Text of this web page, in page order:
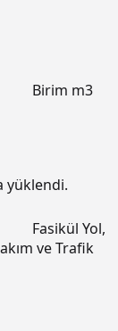
yüklendi.
Birim m3
Fasikül Yol,
ve Trafik